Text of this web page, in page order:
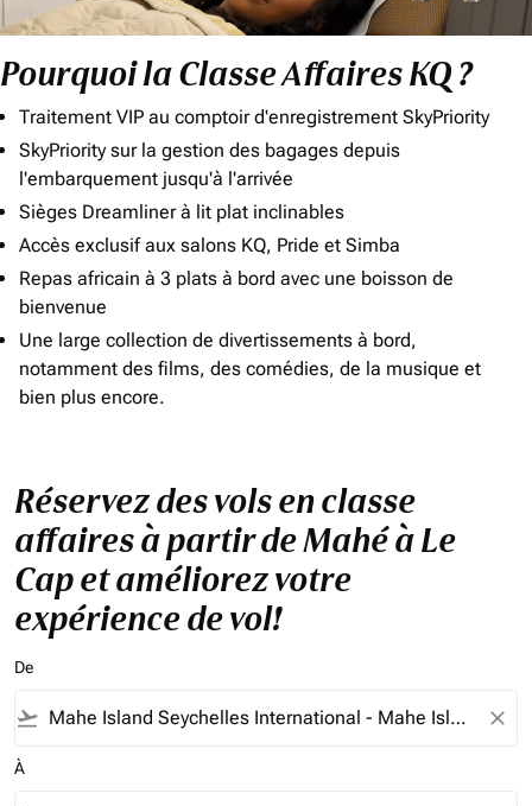
Pourquoi la Classe Affaires KQ ?
Traitement VIP au comptoir d'enregistrement SkyPriority
SkyPriority sur la gestion des bagages depuis
l'embarquement jusqu'à l'arrivée
Sièges Dreamliner à lit plat inclinables
Accès exclusif aux salons KQ, Pride et Simba
Repas africain à 3 plats à bord avec une boisson de
bienvenue
Une large collection de divertissements à bord,
notamment des films, des comédies, de la musique et
bien plus encore.
Réservez des vols en classe
affaires à partir de Mahé à Le
Cap et améliorez votre
expérience de vol!
De
flight_takeoff close
À